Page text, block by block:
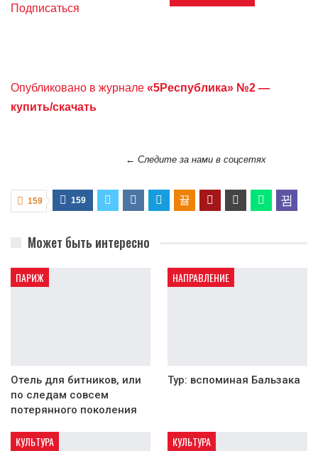
Подписаться
Опубликовано в журнале «5Республика» №2 —
купить/скачать
← Следите за нами в соцсетях
159 159
Может быть интересно
ПАРИЖ
Отель для битников, или
по следам совсем
потерянного поколения
НАПРАВЛЕНИЕ
Тур: вспоминая Бальзака
КУЛЬТУРА КУЛЬТУРА